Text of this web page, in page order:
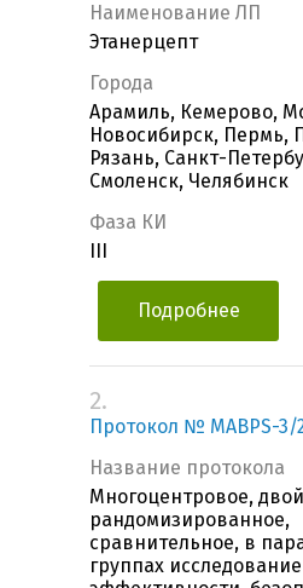
Наименование ЛП
Этанерцепт
Города
Арамиль, Кемерово,
Новосибирск, Пермь,
Рязань, Санкт-
Смоленск, Челябинск
Фаза КИ
Подробнее
2.
Протокол № MABPS-3/
Название протокола
Многоцентровое,
рандомизированное,
сравнительное, в
группах исследование